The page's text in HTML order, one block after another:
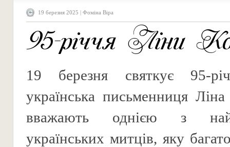
19 березня 2025 | Фоміна Віра
95-річчя Ліни
19 березня святкує 95-
українська письменниця Ліна
вважають однією з
українських митців, яку